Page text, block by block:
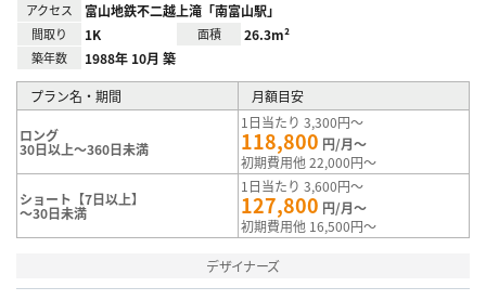
アクセス 富山地鉄不二越上滝「南富山駅」
間取り 1K 面積 26.3m²
築年数 1988年 10月 築
プラン名・期間 月額目安
ロング
30日以上～360日未満
1日当たり 3,300円～
118,800 円/月～
初期費用他 22,000円～
ショート【7日以上】
～30日未満
1日当たり 3,600円～
127,800 円/月～
初期費用他 16,500円～
デザイナーズ